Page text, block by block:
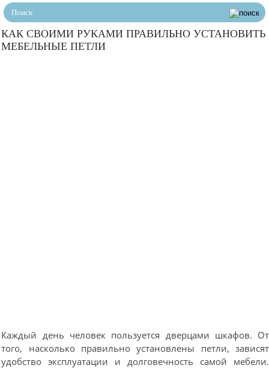
КАК СВОИМИ РУКАМИ ПРАВИЛЬНО УСТАНОВИТЬ
МЕБЕЛЬНЫЕ ПЕТЛИ
Каждый день человек пользуется дверцами шкафов. От
того, насколько правильно установлены петли, зависят
удобство эксплуатации и долговечность самой мебели.